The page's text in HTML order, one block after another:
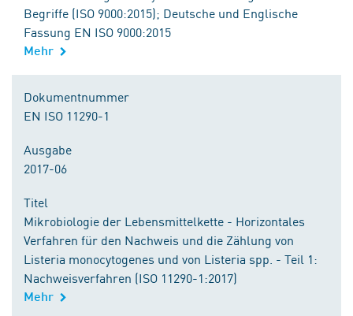
Begriffe (ISO 9000:2015); Deutsche und Englische
Fassung EN ISO 9000:2015
Mehr
Dokumentnummer
EN ISO 11290-1
Ausgabe
2017-06
Titel
Mikrobiologie der Lebensmittelkette - Horizontales
Verfahren für den Nachweis und die Zählung von
Listeria monocytogenes und von Listeria spp. - Teil 1:
Nachweisverfahren (ISO 11290-1:2017)
Mehr